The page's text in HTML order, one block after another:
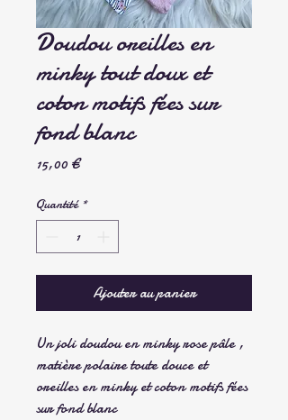
Doudou oreilles en
minky tout doux et
coton motifs fées sur
fond blanc
15,00 €Prix
Quantité *
Ajouter au panier
Un joli doudou en minky rose pâle ,
matière polaire toute douce et
oreilles en minky et coton motifs fées
sur fond blanc